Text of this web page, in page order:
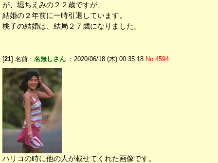
が、堀ちえみの２２歳ですが、
結婚の２年前に一時引退しています。
桃子の結婚は、結局２７歳になりました。
[21] 名前： 名無しさん ：2020/06/18 (木) 00:35:18 No.4594
ハリコの時に他の人が載せてくれた画像です。